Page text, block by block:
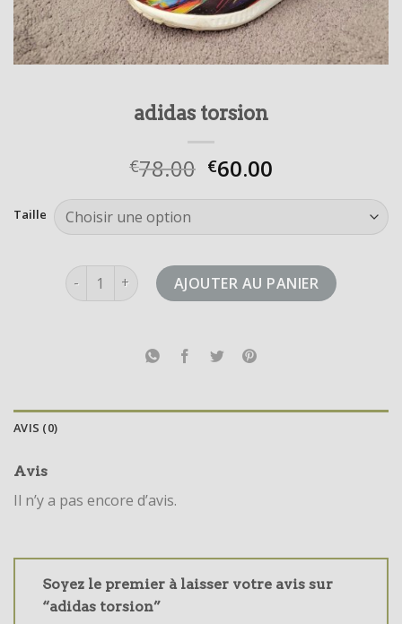
adidas torsion
€78.00 €60.00
Taille
quantité de adidas torsionAJOUTER AU PANIER
AVIS (0)
Avis
Il n’y a pas encore d’avis.
Soyez le premier à laisser votre avis sur
“adidas torsion”